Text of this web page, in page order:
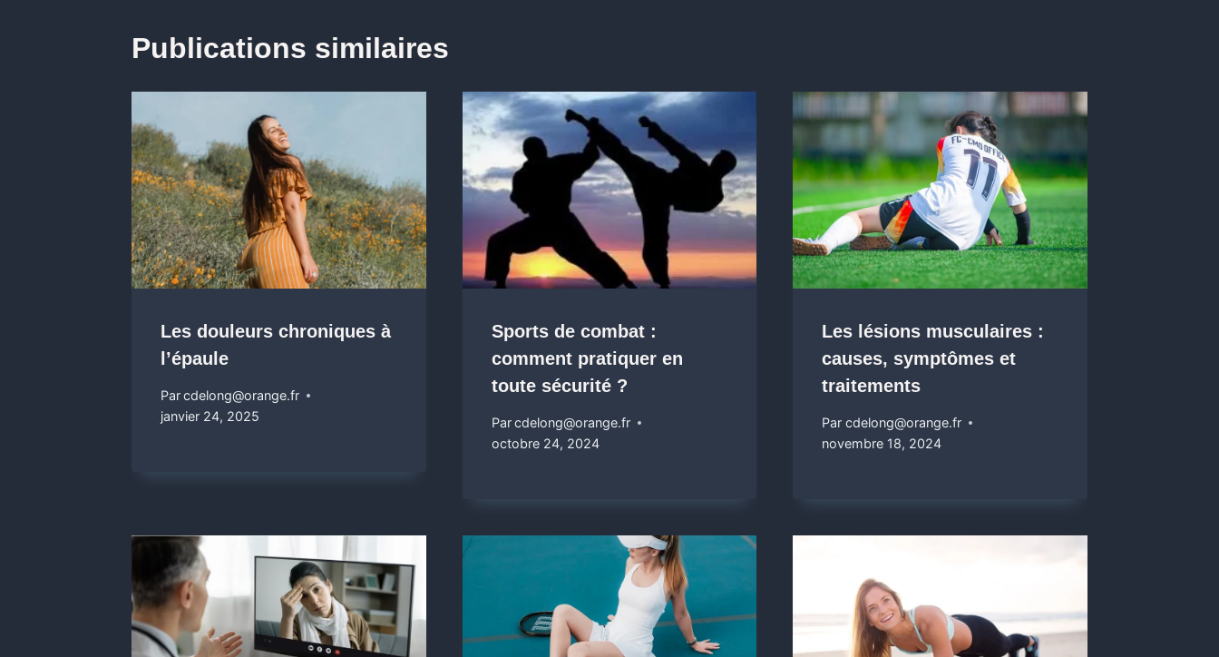
Publications similaires
Les douleurs chroniques à
l’épaule
Parcdelong@orange.fr
janvier 24, 2025
Sports de combat :
comment pratiquer en
toute sécurité ?
Parcdelong@orange.fr
octobre 24, 2024
Les lésions musculaires :
causes, symptômes et
traitements
Par cdelong@orange.fr
novembre 18, 2024